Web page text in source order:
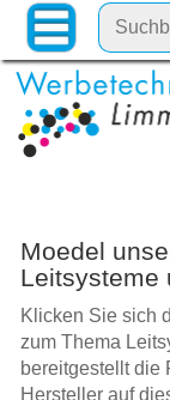
Moedel
Leitsysteme
Klicken Sie sich
zum Thema
bereitgestellt die
Hersteller auf